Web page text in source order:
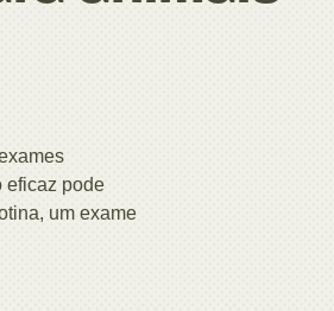
eficaz pode
um exame